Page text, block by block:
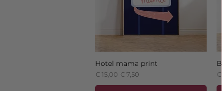
Hotel mama print
Normale prijs
€ 15,00 Verkoopprijs
€ 7,50 €